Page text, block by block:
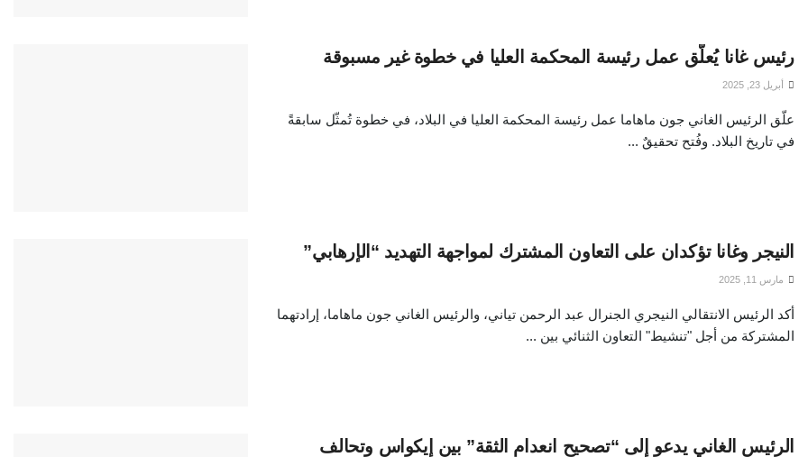
رئيس غانا يُعلّق عمل رئيسة المحكمة العليا في خطوة غير مسبوقة
أبريل 23, 2025
علّق الرئيس الغاني جون ماهاما عمل رئيسة المحكمة العليا في البلاد، في خطوة تُمثّل سابقةً
في تاريخ البلاد. وفُتح تحقيقٌ ...
النيجر وغانا تؤكدان على التعاون المشترك لمواجهة التهديد “الإرهابي”
مارس 11, 2025
أكد الرئيس الانتقالي النيجري الجنرال عبد الرحمن تياني، والرئيس الغاني جون ماهاما، إرادتهما
المشتركة من أجل "تنشيط" التعاون الثنائي بين ...
الرئيس الغاني يدعو إلى “تصحيح انعدام الثقة” بين إيكواس وتحالف